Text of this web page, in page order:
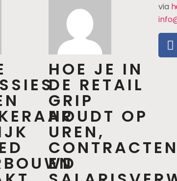
HOE JE IN
DE RETAIL
GRIP
HOUDT OP
UREN,
CONTRACTEN
EN
via